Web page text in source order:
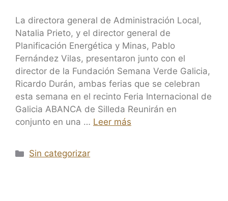
La directora general de Administración Local,
Natalia Prieto, y el director general de
Planificación Energética y Minas, Pablo
Fernández Vilas, presentaron junto con el
director de la Fundación Semana Verde Galicia,
Ricardo Durán, ambas ferias que se celebran
esta semana en el recinto Feria Internacional de
Galicia ABANCA de Silleda Reunirán en
conjunto en una … Leer más
Sin categorizar